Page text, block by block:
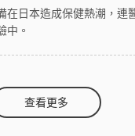
在日本造成保健熱潮，連
。
查看更多